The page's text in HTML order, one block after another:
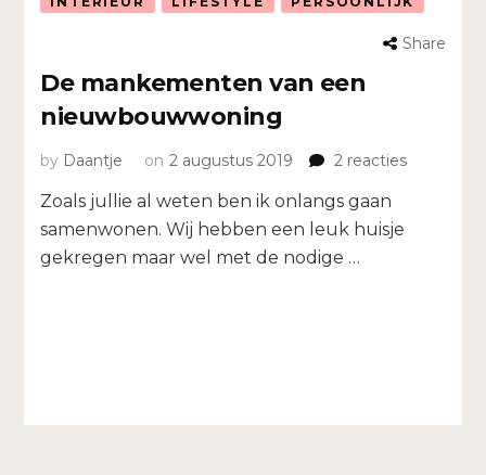
Share
De mankementen van een
nieuwbouwwoning
by Daantje on 2 augustus 2019 2 reactiesop
Zoals jullie al weten ben ik onlangs gaan
samenwonen. Wij hebben een leuk huisje
gekregen maar wel met de nodige …